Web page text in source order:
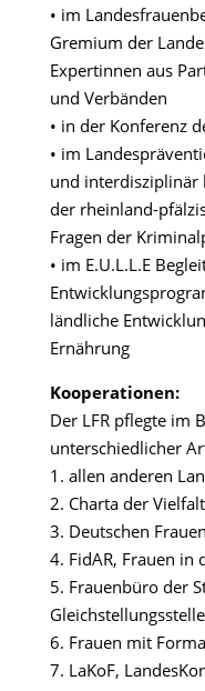
• im
Gremium der
Expertinnen aus
und Verbänden
• in der Konferenz
• im
und interdisziplinär
der rheinland-
Fragen der
• im E.U.L.L.E
ländliche
Ernährung
Kooperationen:
Der LFR pflegte im
unterschiedlicher
1. allen anderen
2. Charta der
3. Deutschen
4. FidAR, Frauen in
5. Frauenbüro der
Gleichstellungsstelle
6. Frauen mit
7. LaKoF,